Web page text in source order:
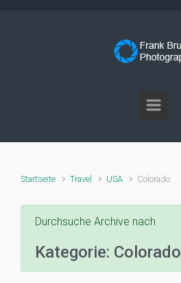
Startseite Travel USA Colorado
Durchsuche Archive nach
Kategorie: Colorado